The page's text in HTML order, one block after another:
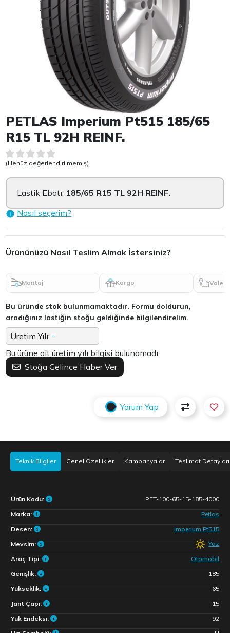
Item 1 of 1
PETLAS Imperium Pt515 185/65
R15 TL 92H REINF.
(Henüz değerlendirilmemiş)
Lastik Ebatı: 185/65 R15 TL 92H REINF.
Nasıl seçerim?
Ürününüzü Nasıl Teslim Almak İstersiniz?
Montaj Kargo Vale
Bu üründe stok bulunmamaktadır. Formu doldurun,
aradığınız lastiğin stoğu geldiğinde bilgilendirelim.
Üretim Yılı: -
Bu ürüne ait üretim yılı bilgisi bulunamadı.
Stoğa Gelince Haber Ver
Yorum Yap
Teknik Bilgiler Genel Özellikler Kampanyalar Teslimat Detayları
Ürün Kodu:
PET-100-65-15-185-4000
Marka:
Petlas
Desen:
Imperium Pt515
Mevsim:
Yaz
Araç Tipi:
Otomobil
Genişlik:
185
Yükseklik:
65
Jant Çapı:
15
Yük Endeksi:
92